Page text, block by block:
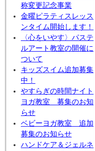
称変更記念事業
金曜ピラティスレッス
ンタイム開始します！
〈心をいやす〉パステ
ルアート教室の開催に
ついて
キッズスイム追加募集
中！
やすらぎの時間ナイト
ヨガ教室 募集のお知
らせ
ベビーヨガ教室 追加
募集のお知らせ
ハンドケア＆ジェルネ